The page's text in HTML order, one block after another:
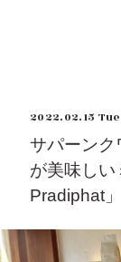
サパーンク
が美味しい
Pradiphat」
2022.02.15 Tue